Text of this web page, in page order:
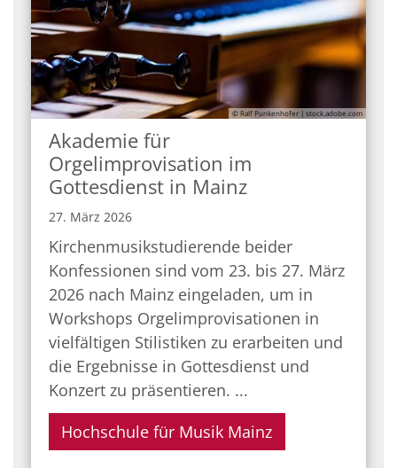
© Ralf Punkenhofer | stock.adobe.com
Akademie für
Orgelimprovisation im
Gottesdienst in Mainz
27. März 2026
Kirchenmusikstudierende beider
Konfessionen sind vom 23. bis 27. März
2026 nach Mainz eingeladen, um in
Workshops Orgelimprovisationen in
vielfältigen Stilistiken zu erarbeiten und
die Ergebnisse in Gottesdienst und
Konzert zu präsentieren. ...
Hochschule für Musik Mainz